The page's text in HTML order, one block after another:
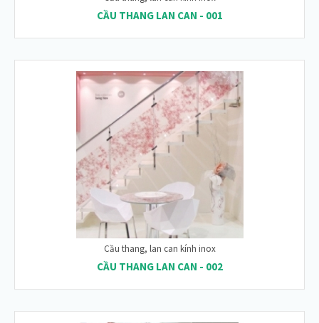
CẦU THANG LAN CAN - 001
Cầu thang, lan can kính inox
CẦU THANG LAN CAN - 002